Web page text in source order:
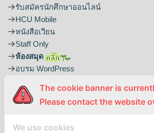
รับสมัครนักศึกษาออนไลน์
HCU Mobile
หนังสือเวียน
Staff Only
ห้องสมุด
อบรม WordPress
ติดตามเราได้ที่The cookie banner is
Please contact the website
We use cookies